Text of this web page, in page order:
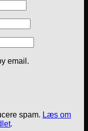
email.
spam. Læs om
.